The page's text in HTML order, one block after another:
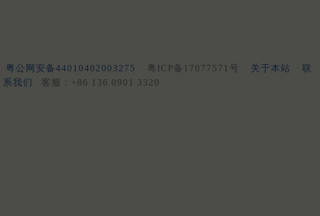
粤公网安备44010402003275 粤ICP备17077571号 关于本站
联
系我们
客服：+86 136 0901 3320